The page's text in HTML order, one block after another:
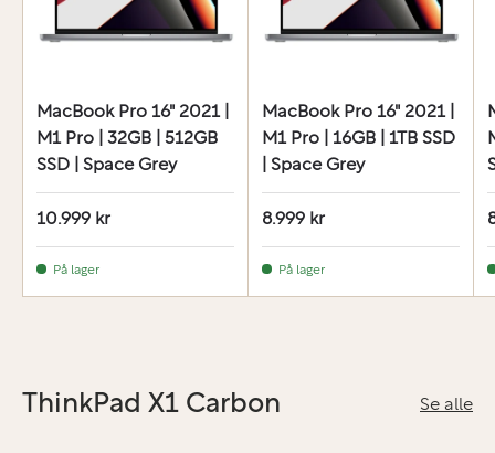
MacBook Pro 16" 2021 |
M1 Pro | 32GB | 512GB
SSD | Space Grey
10.999 kr
På lager
MacBook Pro 16" 2021 |
M1 Pro | 16GB | 1TB SSD
| Space Grey
8.999 kr
På lager
ThinkPad X1 Carbon Se alle